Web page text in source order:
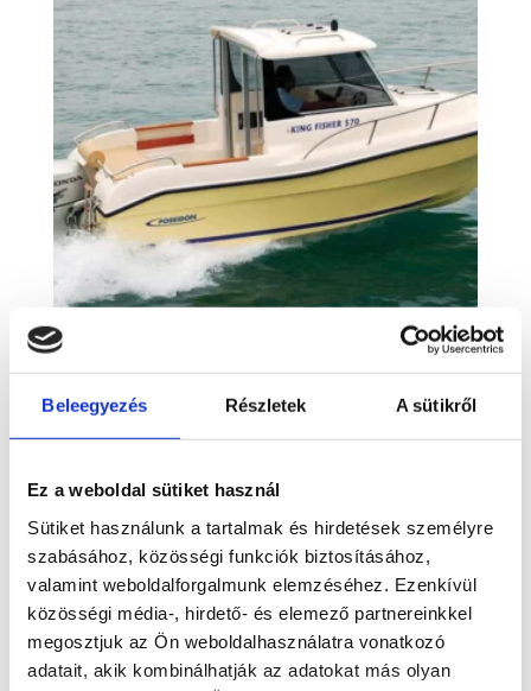
Beleegyezés Részletek A sütikről
Ez a weboldal sütiket használ
Sütiket használunk a tartalmak és hirdetések személyre
szabásához, közösségi funkciók biztosításához,
valamint weboldalforgalmunk elemzéséhez. Ezenkívül
közösségi média-, hirdető- és elemező partnereinkkel
megosztjuk az Ön weboldalhasználatra vonatkozó
adatait, akik kombinálhatják az adatokat más olyan
KING FISHER 5.70
9.900.0000 Ft + ÁFA